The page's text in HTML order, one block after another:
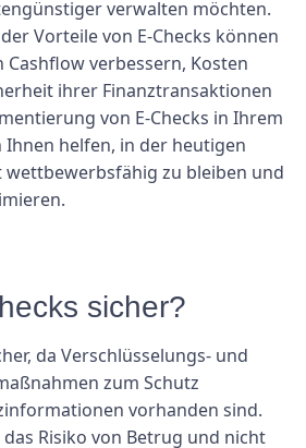
verwalten möchten.
Vorteile von E-Checks können
verbessern, Kosten
ihrer Finanztransaktionen
von E-Checks in Ihrem
helfen, in der heutigen
zu bleiben und
sicher?
da Verschlüsselungs- und
zum Schutz
vorhanden sind.
Risiko von Betrug und nicht